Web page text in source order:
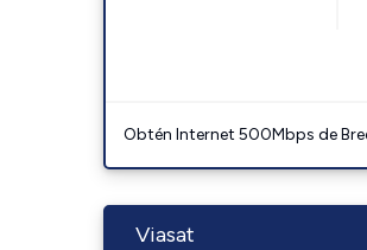
Obtén Internet 500Mbps de
Viasat